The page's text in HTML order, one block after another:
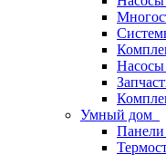
Насосы
Умный дом
Панели